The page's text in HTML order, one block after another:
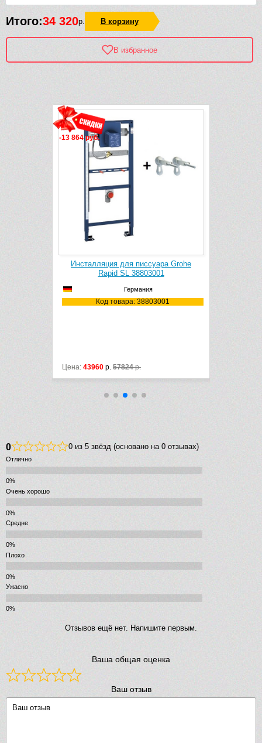
Итого:34 320р. В корзину
В избранное
-13 864 руб.
Инсталляция для писсуара Grohe
Rapid SL 38803001
Германия
Код товара: 38803001
Цена: 43960 р. 57824р.
0 0 из 5 звёзд (основано на 0 отзывах)
Отлично
Очень хорошо
Средне
Плохо
Ужасно
Отзывов ещё нет. Напишите первым.
Ваша общая оценка
Ваш отзыв